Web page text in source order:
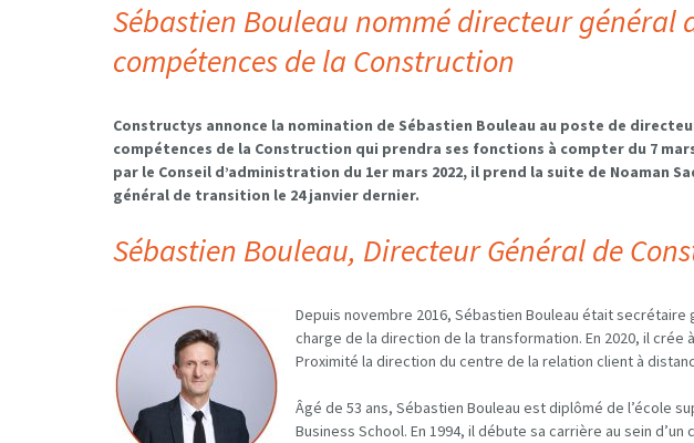
Sébastien Bouleau nommé directeur général
compétences de la Construction
Constructys annonce la nomination de Sébastien Bouleau au poste de
compétences de la Construction qui prendra ses fonctions à compter du 7 mars
par le Conseil d’administration du 1er mars 2022, il prend la suite de Noaman
général de transition le 24 janvier dernier.
Sébastien Bouleau, Directeur Général de
Depuis novembre 2016, Sébastien Bouleau était secrétaire
charge de la direction de la transformation. En 2020, il crée
Proximité la direction du centre de la relation client à
Âgé de 53 ans, Sébastien Bouleau est diplômé de l’école
Business School. En 1994, il débute sa carrière au sein